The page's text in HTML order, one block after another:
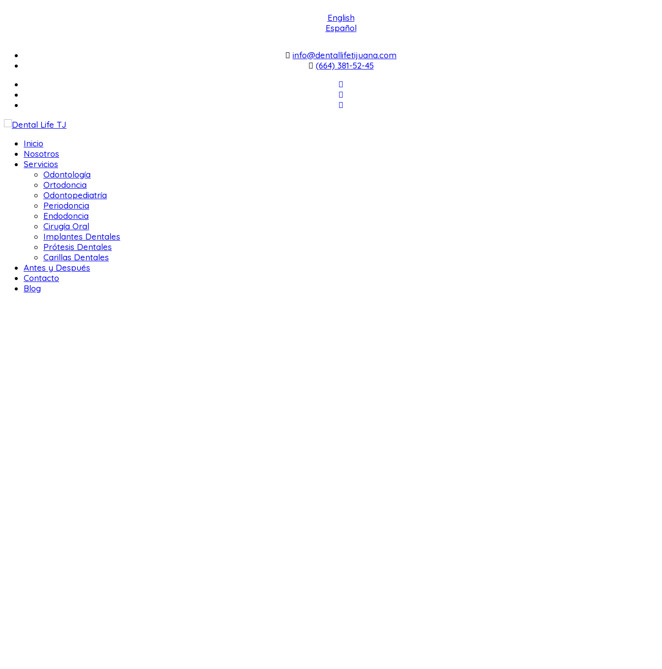
English
Español
info@dentallifetijuana.com
(664) 381-52-45
Inicio
Nosotros
Servicios
Odontología
Ortodoncia
Odontopediatría
Periodoncia
Endodoncia
Cirugía Oral
Implantes Dentales
Prótesis Dentales
Carillas Dentales
Antes y Después
Contacto
Blog